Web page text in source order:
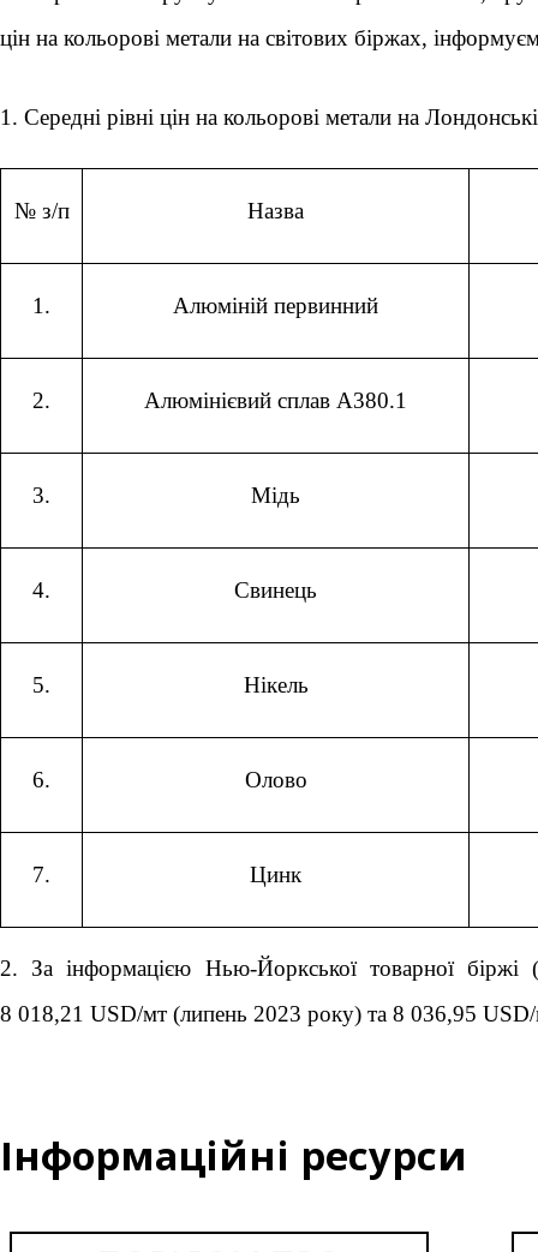
цін на кольорові метали на світових біржах,
1. Середні рівні цін на кольорові метали на
№ з/п Назва
1. Алюміній первинний
2. Алюмінієвий сплав А380.1
3. Мідь
4. Свинець
5. Нікель
6. Олово
7. Цинк
2. За інформацією Нью-Йоркської товарної
8 018,21 USD/мт (липень 2023 року) та 8 036,95
Інформаційні ресурси